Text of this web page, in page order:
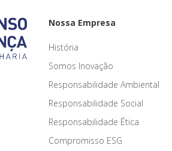
Nossa Empresa
História
Somos Inovação
Responsabilidade Ambiental
Responsabilidade Social
Responsabilidade Ética
Compromisso ESG